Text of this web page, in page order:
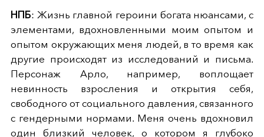
НПБ: Жизнь главной героини богата нюансами, с
элементами, вдохновленными моим опытом и
опытом окружающих меня людей, в то время как
другие происходят из исследований и письма.
Персонаж Арло, например, воплощает
невинность взросления и открытия себя,
свободного от социального давления, связанного
с гендерными нормами. Меня очень вдохновил
один близкий человек, о котором я глубоко